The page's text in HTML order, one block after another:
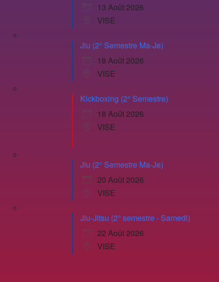
13 Août 2026
VISE
Jiu (2° Semestre Ma-Je)
18 Août 2026
VISE
Kickboxing (2° Semestre)
18 Août 2026
VISE
Jiu (2° Semestre Ma-Je)
20 Août 2026
VISE
Jiu-Jitsu (2° semestre - Samedi)
22 Août 2026
VISE